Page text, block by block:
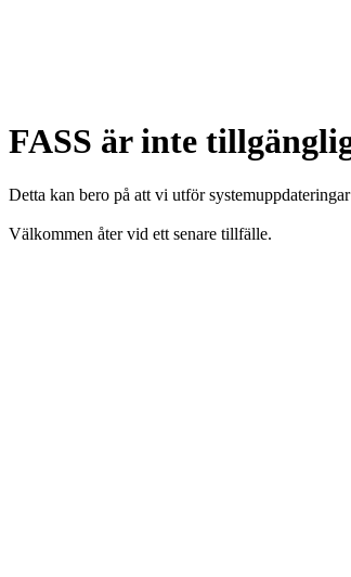
FASS är inte
Detta kan bero på att vi utför
Välkommen åter vid ett senare tillfälle.